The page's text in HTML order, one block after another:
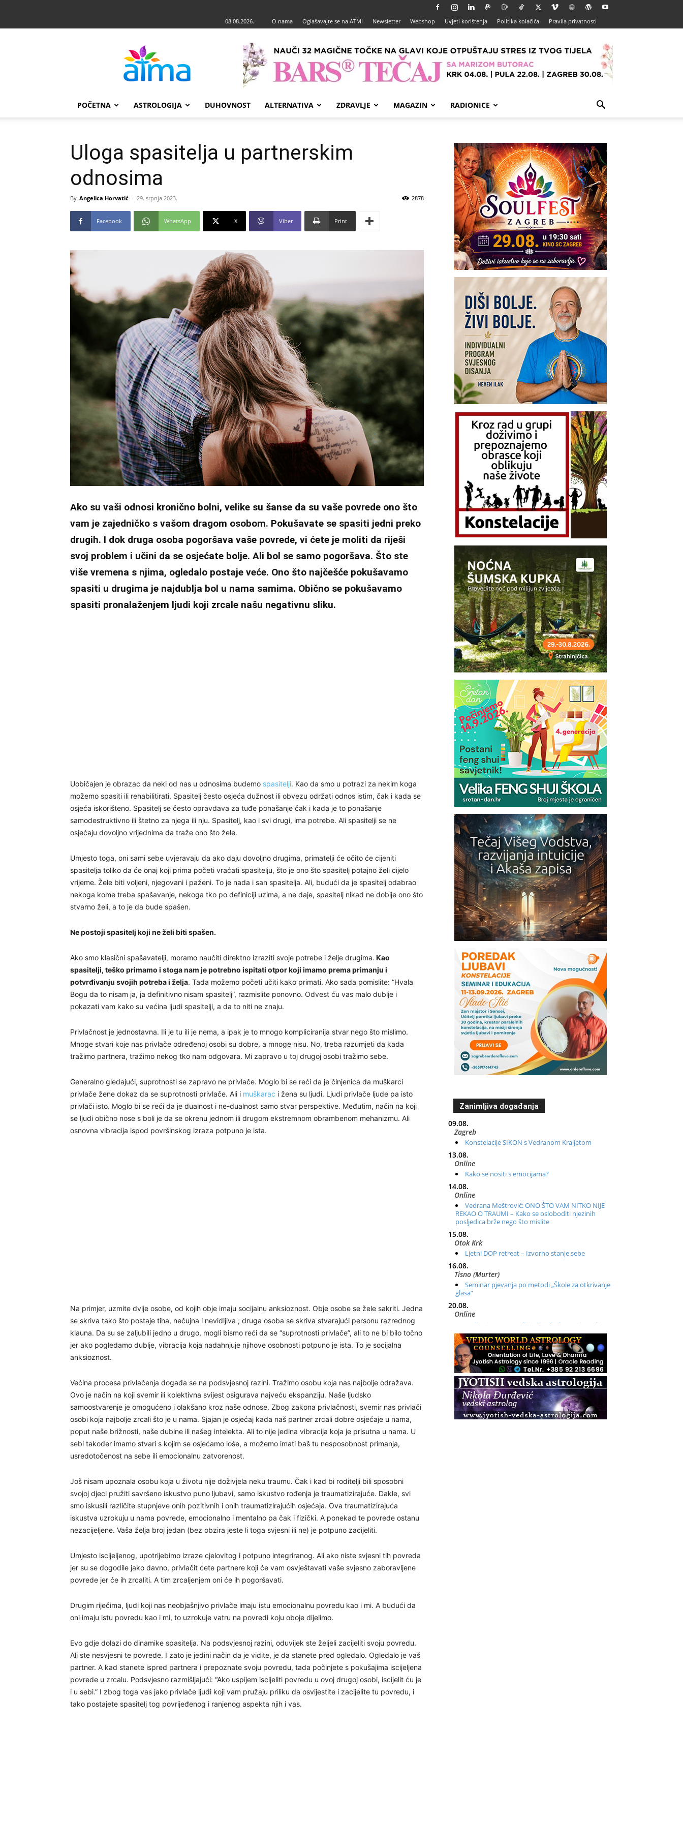
08.08.2026. O nama Oglašavajte se na ATMI Newsletter Webshop Uvjeti korištenja Politika kolačića Pravila privatnosti
POČETNA ASTROLOGIJA DUHOVNOST ALTERNATIVA ZDRAVLJE MAGAZIN RADIONICE
Uloga spasitelja u partnerskim
odnosima
By Angelica Horvatić - 29. srpnja 2023. 2878
Facebook WhatsApp X Viber Print
Ako su vaši odnosi kronično bolni, velike su šanse da su vaše povrede ono što
vam je zajedničko s vašom dragom osobom. Pokušavate se spasiti jedni preko
drugih. I dok druga osoba pogoršava vaše povrede, vi ćete je moliti da riješi
svoj problem i učini da se osjećate bolje. Ali bol se samo pogoršava. Što ste
više vremena s njima, ogledalo postaje veće. Ono što najčešće pokušavamo
spasiti u drugima je najdublja bol u nama samima. Obično se pokušavamo
spasiti pronalaženjem ljudi koji zrcale našu negativnu sliku.
Uobičajen je obrazac da neki od nas u odnosima budemo spasitelji. Kao da smo u potrazi za nekim koga
možemo spasiti ili rehabilitirati. Spasitelj često osjeća dužnost ili obvezu održati odnos istim, čak i kada se
osjeća iskorišteno. Spasitelj se često opravdava za tuđe ponašanje čak i kada je to ponašanje
samodestruktivno ili štetno za njega ili nju. Spasitelj, kao i svi drugi, ima potrebe. Ali spasitelji se ne
osjećaju dovoljno vrijednima da traže ono što žele.
Umjesto toga, oni sami sebe uvjeravaju da ako daju dovoljno drugima, primatelji će očito će cijeniti
spasitelja toliko da će onaj koji prima početi vraćati spasitelju, što je ono što spasitelj potajno želi cijelo
vrijeme. Žele biti voljeni, njegovani i paženi. To je nada i san spasitelja. Ali, budući da je spasitelj odabrao
nekoga kome treba spašavanje, nekoga tko po definiciji uzima, a ne daje, spasitelj nikad ne dobije ono što
stvarno želi, a to je da bude spašen.
Ne postoji spasitelj koji ne želi biti spašen.
Ako smo klasični spašavatelji, moramo naučiti direktno izraziti svoje potrebe i želje drugima. Kao
spasitelji, teško primamo i stoga nam je potrebno ispitati otpor koji imamo prema primanju i
potvrđivanju svojih potreba i želja. Tada možemo početi učiti kako primati. Ako sada pomislite: “Hvala
Bogu da to nisam ja, ja definitivno nisam spasitelj”, razmislite ponovno. Odvest ću vas malo dublje i
pokazati vam kako su većina ljudi spasitelji, a da to niti ne znaju.
Privlačnost je jednostavna. Ili je tu ili je nema, a ipak je to mnogo kompliciranija stvar nego što mislimo.
Mnoge stvari koje nas privlače određenoj osobi su dobre, a mnoge nisu. No, treba razumjeti da kada
tražimo partnera, tražimo nekog tko nam odgovara. Mi zapravo u toj drugoj osobi tražimo sebe.
Generalno gledajući, suprotnosti se zapravo ne privlače. Moglo bi se reći da je činjenica da muškarci
privlače žene dokaz da se suprotnosti privlače. Ali i muškarac i žena su ljudi. Ljudi privlače ljude pa isto
privlači isto. Moglo bi se reći da je dualnost i ne-dualnost samo stvar perspektive. Međutim, način na koji
se ljudi obično nose s boli je da se okrenu jednom ili drugom ekstremnom obrambenom mehanizmu. Ali
osnovna vibracija ispod površinskog izraza potpuno je ista.
Na primjer, uzmite dvije osobe, od kojih obje imaju socijalnu anksioznost. Obje osobe se žele sakriti. Jedna
se skriva tako što postaje tiha, nečujna i nevidljiva ; druga osoba se skriva stvarajući personu razrednog
klauna. Da su se zaljubili jedno u drugo, mogli bismo reći da se “suprotnosti privlače”, ali to ne bi bilo točno
jer ako pogledamo dublje, vibracija koja nadahnjuje njihove osobnosti potpuno je ista. To je socijalna
anksioznost.
Većina procesa privlačenja događa se na podsvjesnoj razini. Tražimo osobu koja nas najbolje odražava.
Ovo je način na koji svemir ili kolektivna svijest osigurava najveću ekspanziju. Naše ljudsko
samoostvarenje je omogućeno i olakšano kroz naše odnose. Zbog zakona privlačnosti, svemir nas privlači
osobi koja najbolje zrcali što je u nama. Sjajan je osjećaj kada naš partner zrcali dobre osjećaje u nama,
poput naše brižnosti, naše dubine ili našeg intelekta. Ali to nije jedina vibracija koja je prisutna u nama. U
sebi također imamo stvari s kojim se osjećamo loše, a možemo imati baš tu nesposobnost primanja,
usredotočenost na sebe ili emocionalnu zatvorenost.
Još nisam upoznala osobu koja u životu nije doživjela neku traumu. Čak i kad bi roditelji bili sposobni
svojoj djeci pružiti savršeno iskustvo puno ljubavi, samo iskustvo rođenja je traumatizirajuće. Dakle, svi
smo iskusili različite stupnjeve onih pozitivnih i onih traumatizirajućih osjećaja. Ova traumatizirajuća
iskustva uzrokuju u nama povrede, emocionalno i mentalno pa čak i fizički. A ponekad te povrede ostanu
nezacijeljene. Vaša želja broj jedan (bez obzira jeste li toga svjesni ili ne) je potpuno zacijeliti.
Umjesto iscijeljenog, upotrijebimo izraze cjelovitog i potpuno integriranog. Ali ako niste svjesni tih povreda
jer su se dogodile jako davno, privlačit ćete partnere koji će vam osvještavati vaše svjesno zaboravljene
povrede jer će ih zrcaliti. A tim zrcaljenjem oni će ih pogoršavati.
Drugim riječima, ljudi koji nas neobjašnjivo privlače imaju istu emocionalnu povredu kao i mi. A budući da
oni imaju istu povredu kao i mi, to uzrokuje vatru na povredi koju oboje dijelimo.
Evo gdje dolazi do dinamike spasitelja. Na podsvjesnoj razini, oduvijek ste željeli zacijeliti svoju povredu.
Ali ste nesvjesni te povrede. I zato je jedini način da je vidite, je da stanete pred ogledalo. Ogledalo je vaš
partner. A kad stanete ispred partnera i prepoznate svoju povredu, tada počinjete s pokušajima iscijeljena
povrede u zrcalu. Podsvjesno razmišljajući: “Ako uspijem iscijeliti povredu u ovoj drugoj osobi, iscijelit ću je
i u sebi.” I zbog toga vas jako privlače ljudi koji vam pružaju priliku da osvijestite i zacijelite tu povredu, i
tako postajete spasitelj tog povrijeđenog i ranjenog aspekta njih i vas.
Zanimljiva događanja
09.08.
Zagreb
Konstelacije SIKON s Vedranom Kraljetom
13.08.
Online
Kako se nositi s emocijama?
14.08.
Online
Vedrana Meštrović: ONO ŠTO VAM NITKO NIJE
REKAO O TRAUMI – Kako se osloboditi njezinih
posljedica brže nego što mislite
15.08.
Otok Krk
Ljetni DOP retreat – Izvorno stanje sebe
16.08.
Tisno (Murter)
Seminar pjevanja po metodi „Škole za otkrivanje
glasa“
20.08.
Online
Radionica: Pomagači iz drugih dimenzija Online –
otvoreno za sve
21.08.
Zagreb+Online
Osnovni ThetaHealing® tečaj, Zagreb i Online
22.08.
Pula
Access BARS®, otpusti stres
23.08.
Pula